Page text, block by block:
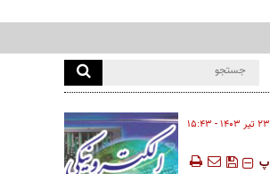
۲۳ تير ۱۴۰۳ - ۱۵:۴۳
پ